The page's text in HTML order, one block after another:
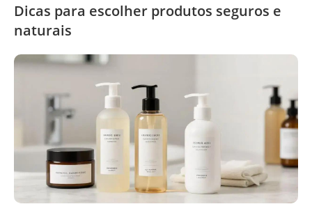
Dicas para escolher produtos seguros e
naturais